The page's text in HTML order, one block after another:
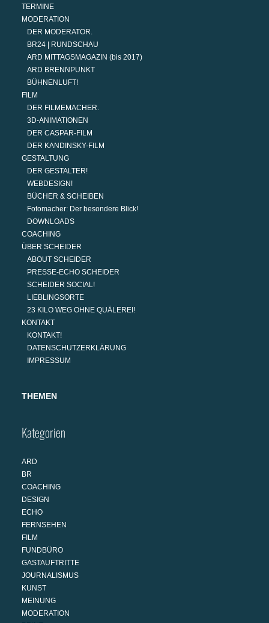
TERMINE
MODERATION
DER MODERATOR.
BR24 | RUNDSCHAU
ARD MITTAGSMAGAZIN (bis 2017)
ARD BRENNPUNKT
BÜHNENLUFT!
FILM
DER FILMEMACHER.
3D-ANIMATIONEN
DER CASPAR-FILM
DER KANDINSKY-FILM
GESTALTUNG
DER GESTALTER!
WEBDESIGN!
BÜCHER & SCHEIBEN
Fotomacher: Der besondere Blick!
DOWNLOADS
COACHING
ÜBER SCHEIDER
ABOUT SCHEIDER
PRESSE-ECHO SCHEIDER
SCHEIDER SOCIAL!
LIEBLINGSORTE
23 KILO WEG OHNE QUÄLEREI!
KONTAKT
KONTAKT!
DATENSCHUTZERKLÄRUNG
IMPRESSUM
THEMEN
Kategorien
ARD
BR
COACHING
DESIGN
ECHO
FERNSEHEN
FILM
FUNDBÜRO
GASTAUFTRITTE
JOURNALISMUS
KUNST
MEINUNG
MODERATION